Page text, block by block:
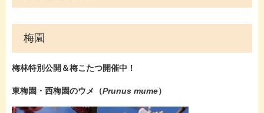
​梅園
梅林特別公開＆梅こたつ開催中！​
東梅園・西梅園のウメ（Prunus mume​）